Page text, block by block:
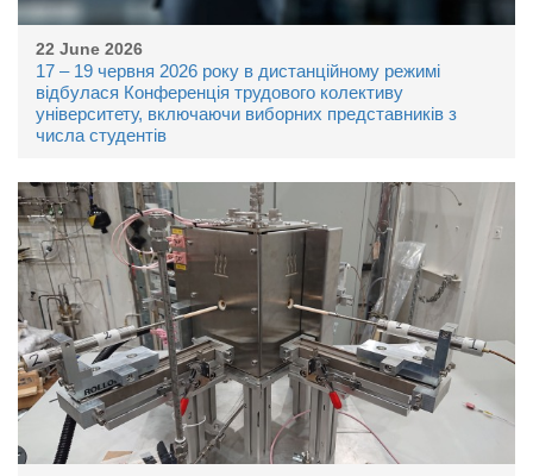
22 June 2026
17 – 19 червня 2026 року в дистанційному режимі
відбулася Конференція трудового колективу
університету, включаючи виборних представників з
числа студентів